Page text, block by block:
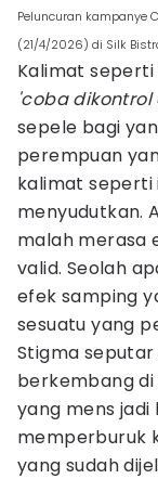
Peluncuran kampanye
(21/4/2026) di Silk
Kalimat seperti
'coba
sepele bagi
perempuan
kalimat seperti
menyudutkan.
malah merasa
valid. Seolah
efek samping
sesuatu yang
Stigma
berkembang
yang mens
memperburuk
yang sudah